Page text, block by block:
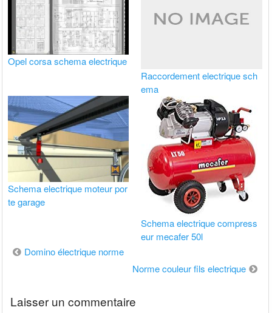
Opel corsa schema electrique
Raccordement electrique sch
ema
Schema electrique moteur por
te garage
Schema electrique compress
eur mecafer 50l
Navigation
Domino électrique norme
Norme couleur fils electrique
Laisser un commentaire